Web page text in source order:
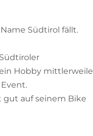
Südtirol fällt.
Hobby mittlerweile
gut auf seinem Bike